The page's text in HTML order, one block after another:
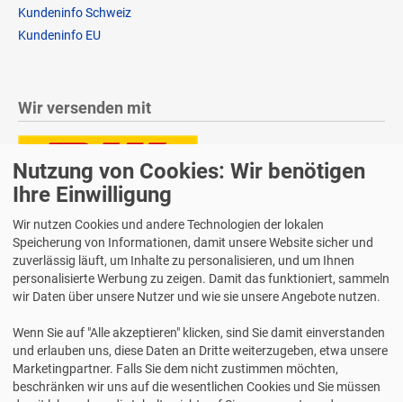
Kundeninfo Schweiz
Kundeninfo EU
Wir versenden mit
Lieferung auch an Packstationen und Postfilialen
14 Tage Widerrufsrecht
2 Jahre Gewährleistung
Nutzung von Cookies: Wir benötigen
Ihre Einwilligung
Wir nutzen Cookies und andere Technologien der lokalen
Speicherung von Informationen, damit unsere Website sicher und
zuverlässig läuft, um Inhalte zu personalisieren, und um Ihnen
personalisierte Werbung zu zeigen. Damit das funktioniert, sammeln
wir Daten über unsere Nutzer und wie sie unsere Angebote nutzen.
Wenn Sie auf "Alle akzeptieren" klicken, sind Sie damit einverstanden
und erlauben uns, diese Daten an Dritte weiterzugeben, etwa unsere
Marketingpartner. Falls Sie dem nicht zustimmen möchten,
beschränken wir uns auf die wesentlichen Cookies und Sie müssen